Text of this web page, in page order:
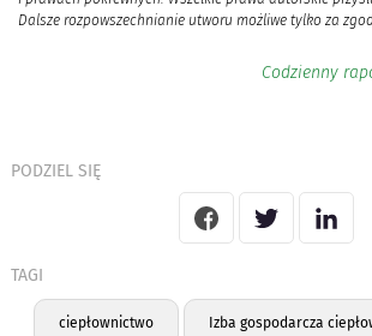
Dalsze rozpowszechnianie utworu możliwe tylko za
Codzienny
PODZIEL SIĘ
TAGI
ciepłownictwo Izba gospodarcza